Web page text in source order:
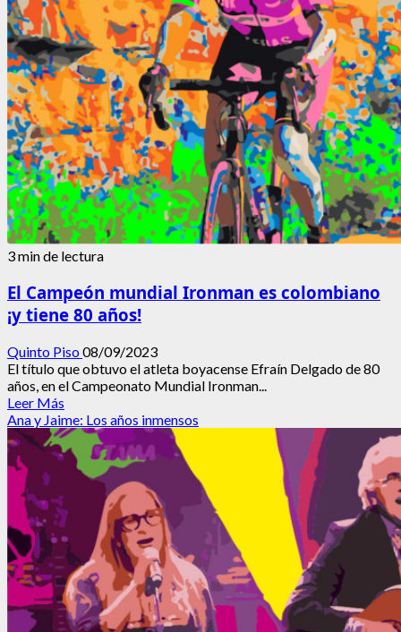
3 min de lectura
El Campeón mundial Ironman es colombiano
¡y tiene 80 años!
Quinto Piso08/09/2023
El título que obtuvo el atleta boyacense Efraín Delgado de 80
años, en el Campeonato Mundial Ironman...
Leer Más
más
acerca
de
Campeón
mundial
Ironman
es
colombiano
¡y
tiene
80
años!
Ana y Jaime: Los años inmensos